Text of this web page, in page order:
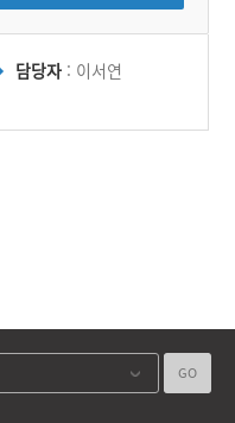
담당자 : 이서연
GO